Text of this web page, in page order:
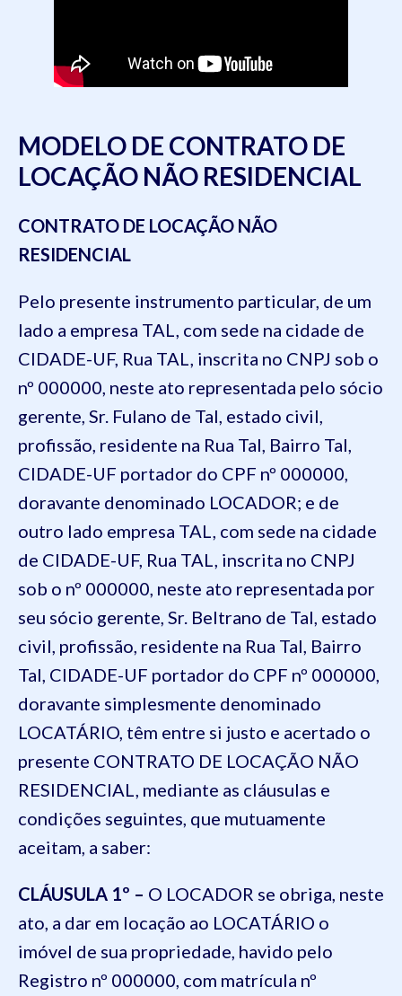
MODELO DE CONTRATO DE
LOCAÇÃO NÃO RESIDENCIAL
CONTRATO DE LOCAÇÃO NÃO
RESIDENCIAL
Pelo presente instrumento particular, de um
lado a empresa TAL, com sede na cidade de
CIDADE-UF, Rua TAL, inscrita no CNPJ sob o
nº 000000, neste ato representada pelo sócio
gerente, Sr. Fulano de Tal, estado civil,
profissão, residente na Rua Tal, Bairro Tal,
CIDADE-UF portador do CPF nº 000000,
doravante denominado LOCADOR; e de
outro lado empresa TAL, com sede na cidade
de CIDADE-UF, Rua TAL, inscrita no CNPJ
sob o nº 000000, neste ato representada por
seu sócio gerente, Sr. Beltrano de Tal, estado
civil, profissão, residente na Rua Tal, Bairro
Tal, CIDADE-UF portador do CPF nº 000000,
doravante simplesmente denominado
LOCATÁRIO, têm entre si justo e acertado o
presente CONTRATO DE LOCAÇÃO NÃO
RESIDENCIAL, mediante as cláusulas e
condições seguintes, que mutuamente
aceitam, a saber:
CLÁUSULA 1º – O LOCADOR se obriga, neste
ato, a dar em locação ao LOCATÁRIO o
imóvel de sua propriedade, havido pelo
Registro nº 000000, com matrícula nº